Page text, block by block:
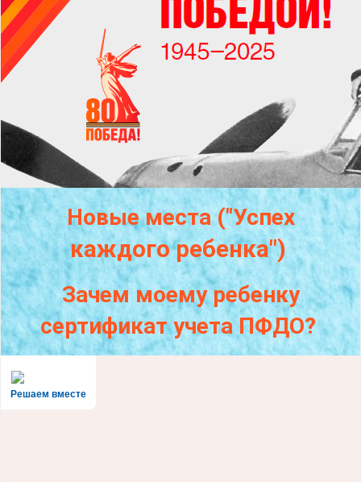
Новые места ("Успех
каждогоребенка")
Зачем моему ребенку
сертификат учета ПФДО?
Решаем вместе